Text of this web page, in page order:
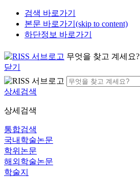
검색 바로가기
본문 바로가기(skip to content)
하단정보 바로가기
무엇을 찾고 계세요?
닫기
상세검색
상세검색
통합검색
국내학술논문
학위논문
해외학술논문
학술지